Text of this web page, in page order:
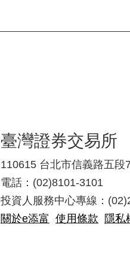
臺灣證券交易所
110615 台北市信義路五
電話：(02)8101-3101
投資人服務中心專線：
關於e添富 使用條款 隱私